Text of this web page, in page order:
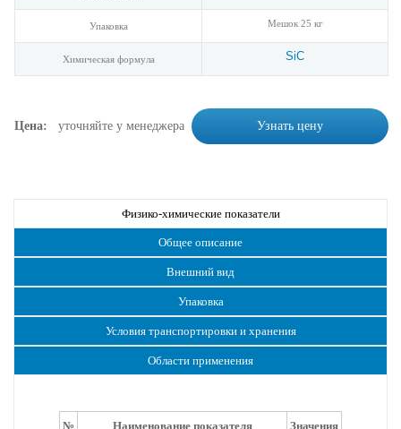
Упаковка Мешок 25 кг
Химическая формула SiC
Цена: уточняйте у менеджера Узнать цену
Физико-химические показатели
Общее описание
Внешний вид
Упаковка
Условия транспортировки и хранения
Области применения
№ Наименование показателя Значения